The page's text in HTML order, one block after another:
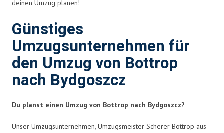
deinen Umzug planen!
Günstiges
Umzugsunternehmen für
den Umzug von Bottrop
nach Bydgoszcz
Du planst einen Umzug von Bottrop nach Bydgoszcz?
Unser Umzugsunternehmen, Umzugsmeister Scherer Bottrop aus